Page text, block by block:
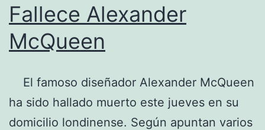
Fallece Alexander
McQueen
El famoso diseñador Alexander McQueen
ha sido hallado muerto este jueves en su
domicilio londinense. Según apuntan varios